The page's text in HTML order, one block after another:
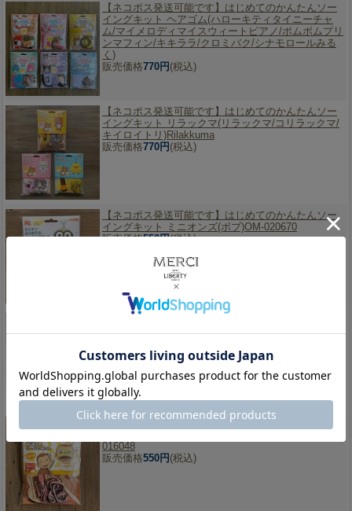
【ネコポス発送可能です】 はじめてのかんたんソー
イングキット ヘアゴム(ハローキティタイニーチャ
ム/マイメロディマイスウィートピアノ/ポムポムプリ
ンマフィン/キキララ/クロミバク/シナモロールみる
く)
販売価格770円 (税込)
【ネコポス発送可能です】 はじめてのかんたんソー
イングキット リラックマ(リラックマ/コリラックマ/
キイロイトリ)Rilakkuma
販売価格770円 (税込)
【ネコポス発送可能です】 はじめてのかんたんソー
イングキット ミニオンズ(ボブ)OM-020670
販売価格550円(税込)
販売価格2,277円(税込)
【ネコポス発送可能です】はじめてのかんたんソー
016048
販売価格550円 (税込)